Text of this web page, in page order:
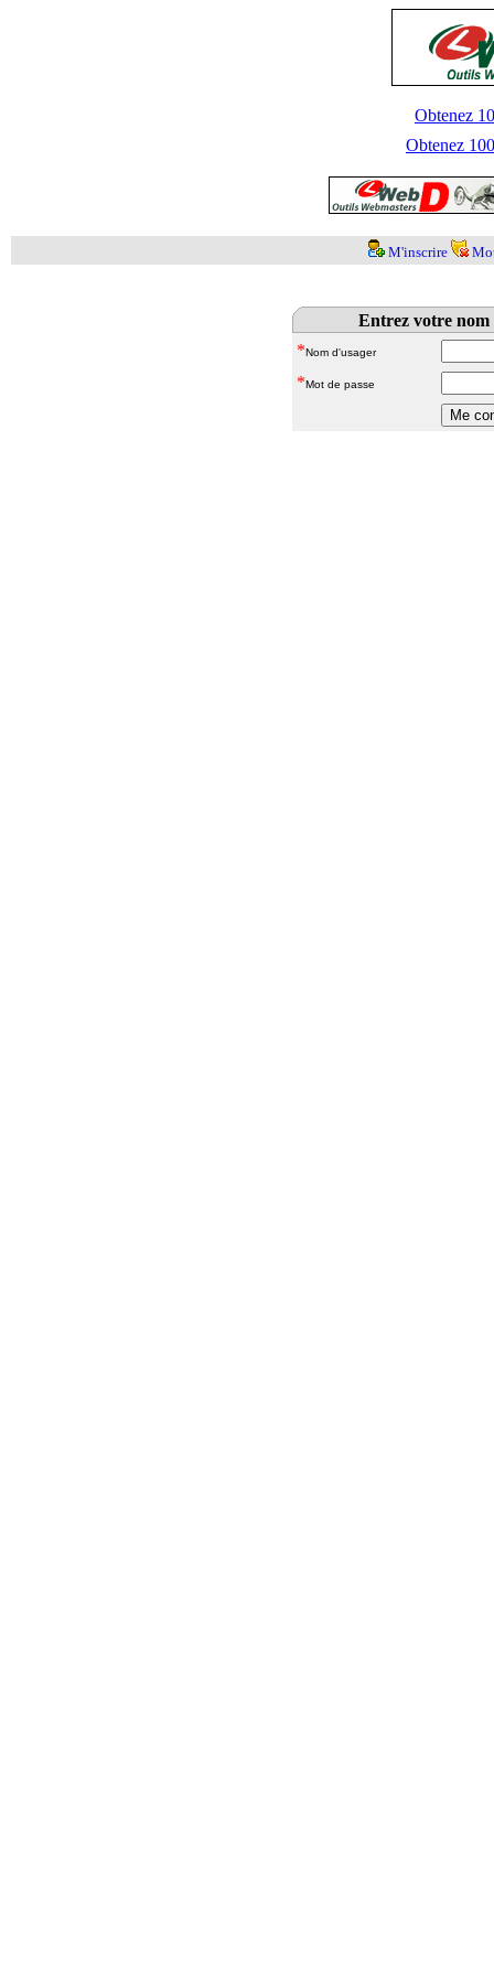
Obtenez
Obtenez
M'inscrire
Entrez votre nom
*Nom d'usager
*Mot de passe